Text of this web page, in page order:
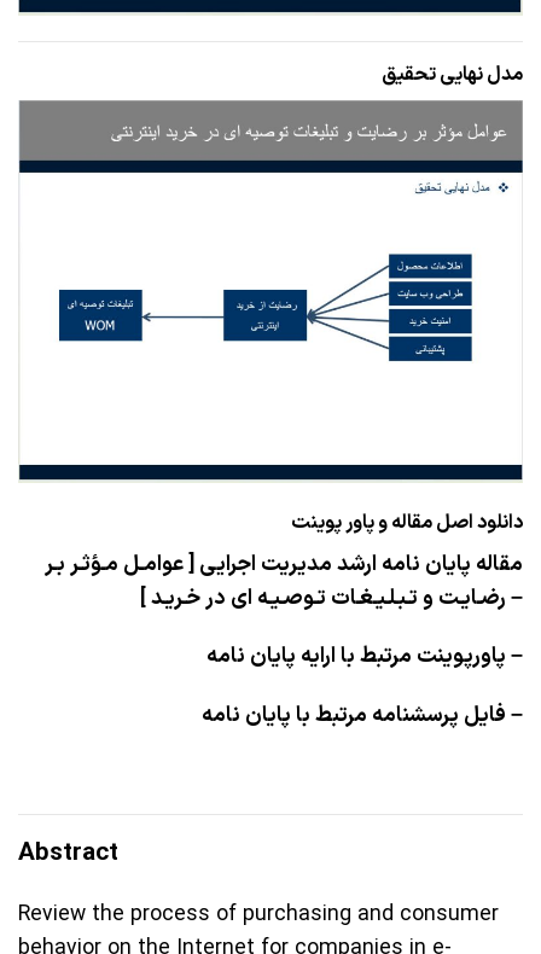
مدل نهایی تحقیق
دانلود اصل مقاله و پاور پوینت
مقاله پایان نامه ارشد مدیریت اجرایی [ عوامـل مـؤثـر بـر
رضـایـت و تـبـلـیـغـات تـوصـیـه ای در خـریـد ]–
پاورپوینت مرتبط با ارایه پایان نامه–
فایل پرسشنامه مرتبط با پایان نامه –
Abstract
Review the process of purchasing and consumer